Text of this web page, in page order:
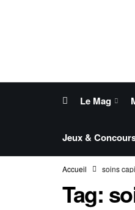
Le Mag
Jeux &
Accueil soins
Tag: